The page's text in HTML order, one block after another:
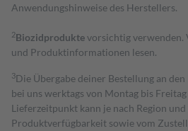
Anwendungshinweise des Herstellers.
2Biozidproduktevorsichtig verwenden.
und Produktinformationen lesen.
3Die Übergabe deiner Bestellung an
bei uns werktags von Montag bis
Lieferzeitpunkt kann je nach Region
Produktverfügbarkeit sowie vom